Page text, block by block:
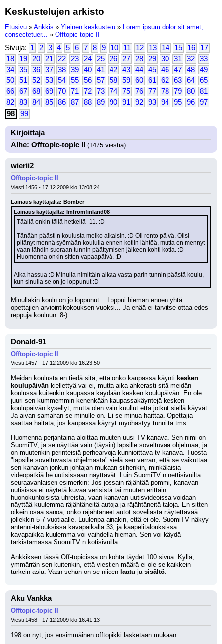
Keskustelujen arkisto
Etusivu » Ankkis » Yleinen keskustelu » Lorem ipsum dolor sit amet,
consectetuer... » Offtopic-topic II
Sivuja: 1 2 3 4 5 6 7 8 9 10 11 12 13 14 15 16
17
18
19 20 21 22 23 24 25 26 27 28 29 30 31 32
33
34
35 36 37 38 39 40 41 42 43 44 45 46 47 48
49
50
51 52 53 54 55 56 57 58 59 60 61 62 63 64
65
66
67 68 69 70 71 72 73 74 75 76 77 78 79 80
81
82
83 84 85 86 87 88 89 90 91 92 93 94 95 96
97
98
99
Kirjoittaja
Aihe: Offtopic-topic II
(1475 viestiä)
wierii2
Offtopic-topic II
Viesti 1456 - 17.12.2009 klo 13:08:24
Lainaus käyttäjältä: Bomber
Lainaus käyttäjältä: Imfromfinland08
Täällä onkin tällä hetkellä -11. :D
Tänään päästiin koulusta melko aikaisin. :D Oli rento päivä. Olisi
pitänyt mennä syömään koululla ennen kotiin lähtöä, mutta en mennyt
vaan lähdin suoraan tunnin päättymisen jälkeen kohti kotia. :D
Huomenna onkin sitten vapaapäivä. ;D
Aika hassua :D Minulla nimittäin alkaa vasta parin tunnin päästä koulu,
kun sinulla se on jo loppunut :D
Minullakin koulu on jo loppunut... Loppui hieman ennen yhtä
opettajien arviointikokouksen vuoksi... Ja enää ei tarvitse ottaa edes
reppuja kouluun. 8-)
Donald-91
Offtopic-topic II
Viesti 1457 - 17.12.2009 klo 16:23:50
Meidän koulusta en tiedä sitä, että onko kaupassa käynti kesken
koulupäivän kiellettyä vai ei, mutta aika ahkerasti sitä meidän
koulussa kuitenkin kaupassa käydään kesken koulupäivän. En ole
juuri sen kummemmin kenenkään kaupassakäyntejä kesken
koulupäivän kysellyt, mutta olen vain kuullut että jotkut siellä käyvät.
Ja aivan samahan se minulle on. Ei se minua haittaa. Opettajia
saattaa haitata, jos kaupassa käynyt myöhästyy tunnilta tms.
Huomenna perjantaina aloittaa muuten uusi TV-kanava. Sen nimi on
SuomiTV, ja se näyttää vain (täysin) lapsille soveltuvaa ohjelmaa, ja
on muutenkin perinteisiä perhearvoja kunnioittava tv-kanava. Tuosta
"lapsille soveltuvasta ohjelmasta" vielä sen verran, että se vaikuttaa
sen kanavan jonkun johtajan mukaan siihenkin, minkälaisia
videopätkiä he uutisissaan näyttävät. Luin SuomiTV:n nettisivuilta
seuraavanlaisen esimerkin: Jos jossain räjähtää pommi, kanavan
uutisissa ei näytetä kuvaa verisistä tai muuten erittäin
huonokuntoisista uhreista, vaan kanavan uutisvideoissa voidaan
näyttää kuulemma räjähtäneitä autoja ja räjähtäneitä taloja. En sitten
oikein osaa sanoa, onko räjähtäneet autot soveliasta näytettävää
jollekkin 5-7 vuotiaalle. Luulenpa ainakin, että ei ole. SuomiTV näkyy
antenni-talouksissa kavapaikalla 33, ja kaapelitalouksissa
kavapaikka kuulemma voi vaihdella hieman. Sen voi käydä
tarkistamassa SuomiTV:n kotisivuilla.
Ankkiksen tässä Off-topicissa on kohta täydet 100 sivua. Kyllä,
ymmärrän sen kuitenkin, että viestien määrä ei ole se kaikkein
tärkein asia. Vaan sehän on se niiden laatu ja sisältö.
Aku Vankka
Offtopic-topic II
Viesti 1458 - 17.12.2009 klo 16:41:13
198 on nyt, jos ensimmäinen offtopikki lasketaan mukaan.